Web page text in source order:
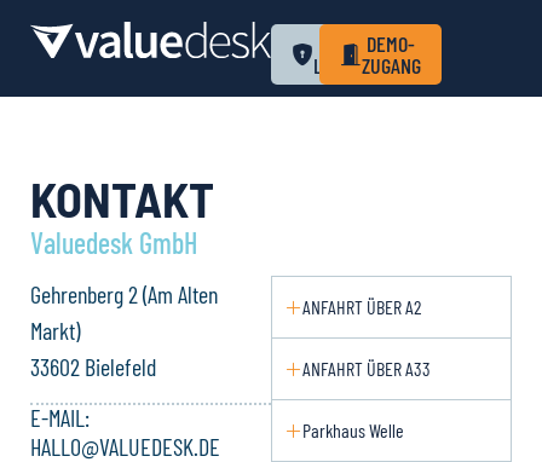
ZUM
LOGIN
DEMO-
ZUGANG
KONTAKT
Valuedesk GmbH
Gehrenberg 2 (Am Alten
Markt)
33602 Bielefeld
E-MAIL:
HALLO@VALUEDESK.DE
ANFAHRT ÜBER A2
ANFAHRT ÜBER A33
Parkhaus Welle